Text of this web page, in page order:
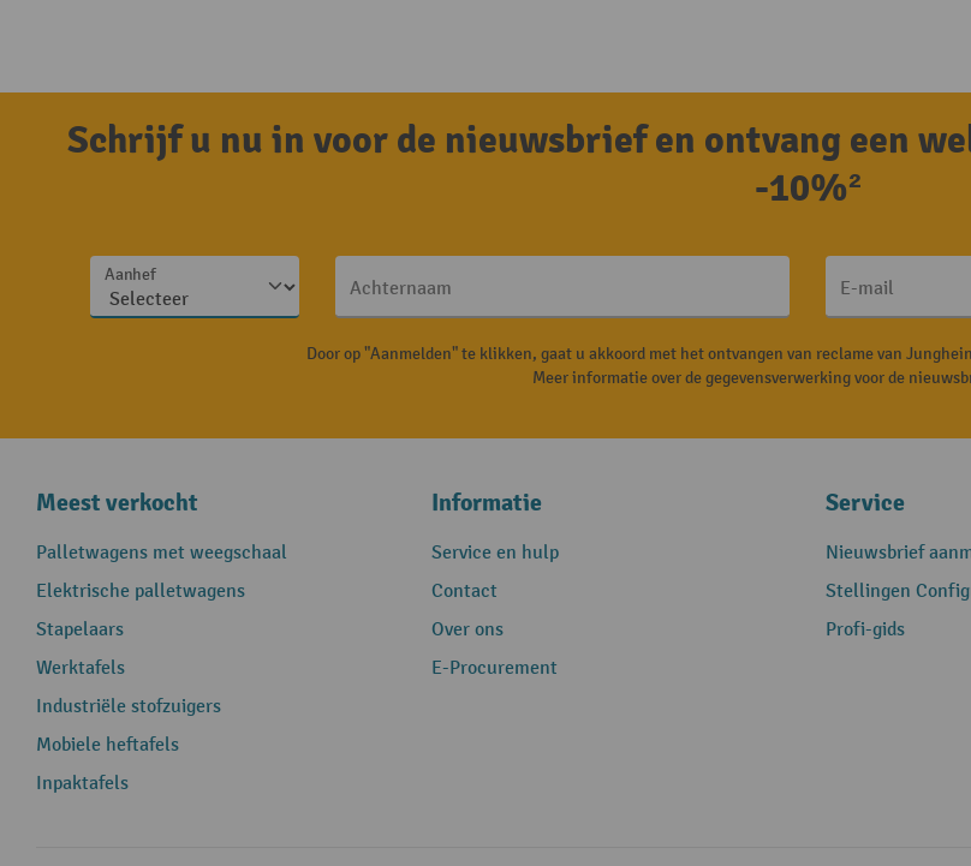
Schrijf u nu in voor de nieuwsbrief en ontvang een
-10%²
Aanhef
Achternaam E-mail
Door op "Aanmelden" te klikken, gaat u akkoord met het ontvangen van reclame van
Meer informatie over de gegevensverwerking voor de
Meest verkocht
Palletwagens met weegschaal
Elektrische palletwagens
Stapelaars
Werktafels
Industriële stofzuigers
Mobiele heftafels
Inpaktafels
Informatie
Service en hulp
Contact
Over ons
E-Procurement
Service
Nieuwsbrief
Stellingen
Profi-gids